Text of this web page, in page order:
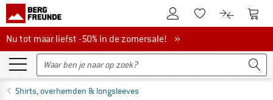
De klantenaccount
Naar deNaar de
Nu tot maar liefst -50% in de zomersale!
Nu tot maar liefst -50% in de zomersale! »
Shirts, overhemden & longsleeves